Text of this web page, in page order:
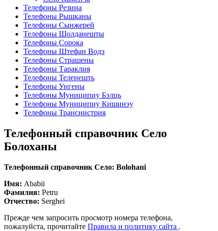
Телефоны Резина
Телефоны Рышканы
Телефоны Сынжерей
Телефоны Шолданешты
Телефоны Сорока
Телефоны Штефан Водэ
Телефоны Страшены
Телефоны Тараклия
Телефоны Теленешть
Телефоны Унгены
Телефоны Муниципиу Бэлць
Телефоны Муниципиу Кишинэу
Телефоны Транснистрия
Телефонный справочник Село
Болоханы
Телефонный справочник Село: Bolohani
Имя: Ababii
Фамилия: Petru
Отчество: Serghei
Прежде чем запросить просмотр номера телефона,
пожалуйста, прочитайте Правила и политику сайта .